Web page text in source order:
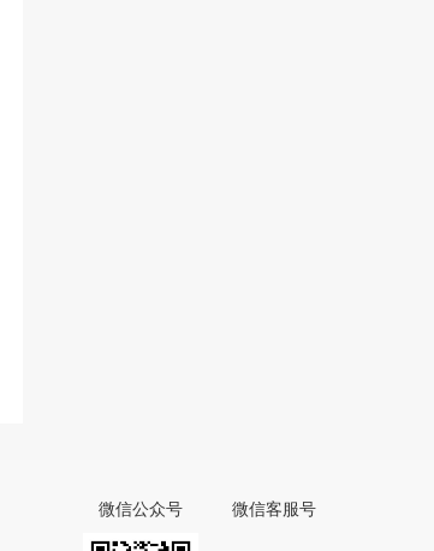
微信公众号 微信客服号